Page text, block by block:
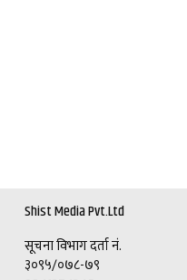
Shist Media Pvt.Ltd
सूचना विभाग दर्ता नं.
३०९५/०७८-७९